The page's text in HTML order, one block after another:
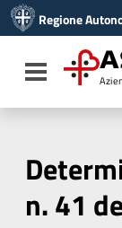
Vai al menu
Vai al footer
Regione
Toggle
n. 41